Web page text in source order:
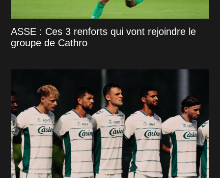
ASSE : Ces 3 renforts qui vont rejoindre le
groupe de Cathro